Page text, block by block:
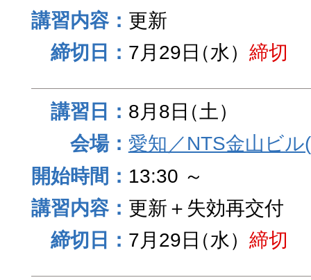
更新
7月29日（水） 締切
8月8日（土）
愛知／NTS金山ビ
13:30 ～
更新＋失効再交付
7月29日（水） 締切